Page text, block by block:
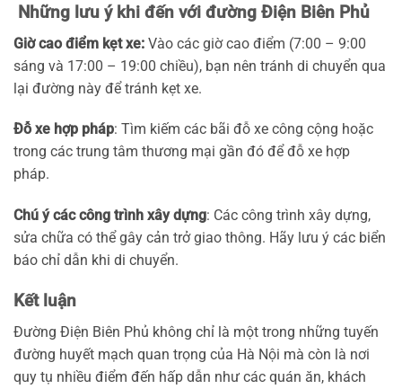
Những lưu ý khi đến với đường Điện Biên Phủ
Giờ cao điểm kẹt xe: Vào các giờ cao điểm (7:00 – 9:00
sáng và 17:00 – 19:00 chiều), bạn nên tránh di chuyển qua
lại đường này để tránh kẹt xe.
Đỗ xe hợp pháp: Tìm kiếm các bãi đỗ xe công cộng hoặc
trong các trung tâm thương mại gần đó để đỗ xe hợp
pháp.
Chú ý các công trình xây dựng: Các công trình xây dựng,
sửa chữa có thể gây cản trở giao thông. Hãy lưu ý các biển
báo chỉ dẫn khi di chuyển.
Kết luận
Đường Điện Biên Phủ không chỉ là một trong những tuyến
đường huyết mạch quan trọng của Hà Nội mà còn là nơi
quy tụ nhiều điểm đến hấp dẫn như các quán ăn, khách